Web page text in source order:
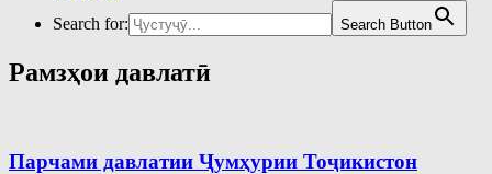
Search for:
Search Button
Рамзҳои давлатӣ
Парчами давлатии Ҷумҳурии Тоҷикистон